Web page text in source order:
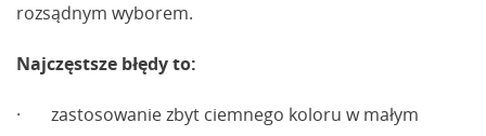
rozsądnym wyborem.
Najczęstsze błędy to:
· zastosowanie zbyt ciemnego koloru w małym